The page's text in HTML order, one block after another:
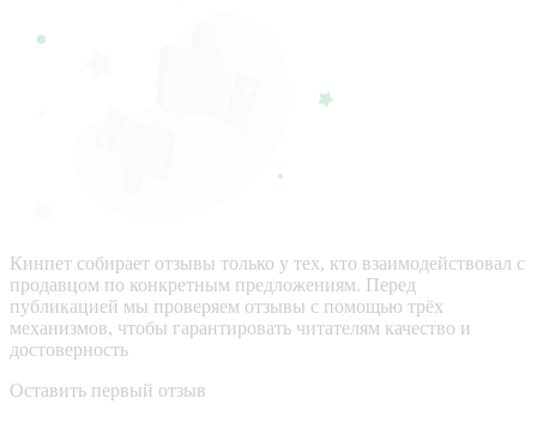
Кинпет собирает отзывы только у тех, кто взаимодействовал с
продавцом по конкретным предложениям. Перед
публикацией мы проверяем отзывы с помощью трёх
механизмов, чтобы гарантировать читателям качество и
достоверность
Оставить первый отзыв